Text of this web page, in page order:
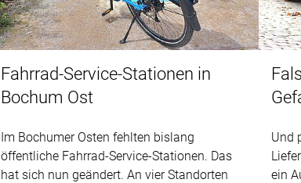
Fahrrad-Service-Stationen in
Bochum Ost
Im Bochumer Osten fehlten bislang
öffentliche Fahrrad-Service-Stationen. Das
hat sich nun geändert. An vier Standorten
Und
ein